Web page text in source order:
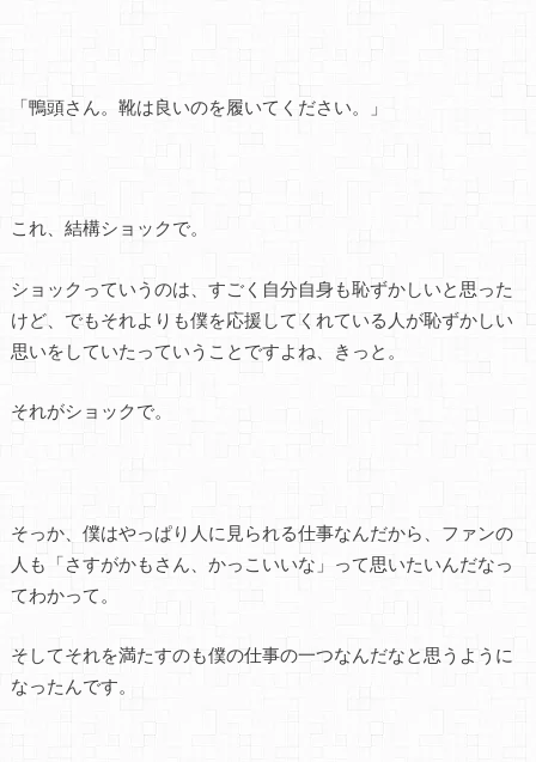
「鴨頭さん。靴は良いのを履いてください。」
これ、結構ショックで。
ショックっていうのは、すごく自分自身も恥ずかしいと思った
けど、でもそれよりも僕を応援してくれている人が恥ずかしい
思いをしていたっていうことですよね、きっと。
それがショックで。
そっか、僕はやっぱり人に見られる仕事なんだから、ファンの
人も「さすがかもさん、かっこいいな」って思いたいんだなっ
てわかって。
そしてそれを満たすのも僕の仕事の一つなんだなと思うように
なったんです。